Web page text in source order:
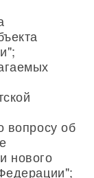
вопросу об
нового